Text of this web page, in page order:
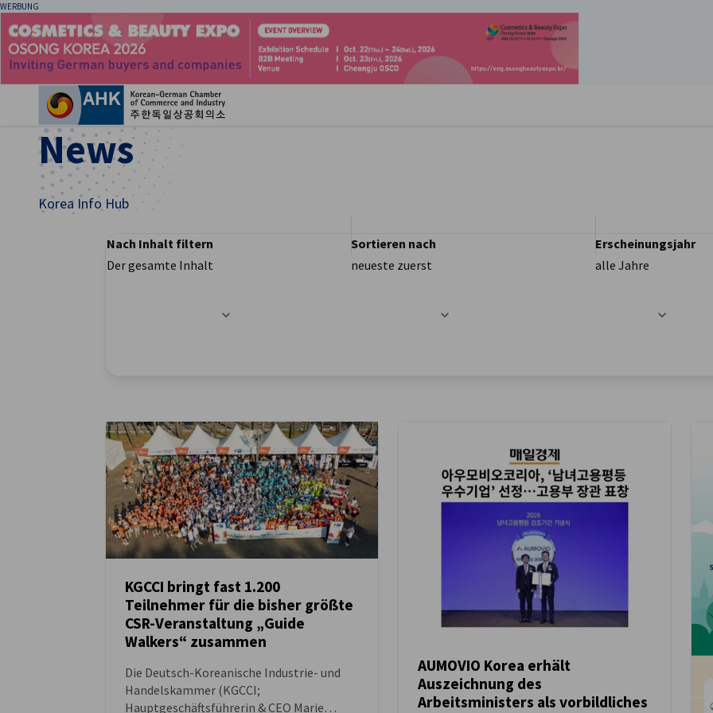
WERBUNG
News
Korea Info Hub
Filteroptionen wurden erfolgreich aktualisiert
Nach Inhalt filtern
Der gesamte Inhalt
Sortieren nach
neueste zuerst
Erscheinungsjahr
alle Jahre
NEUIGKEITEN
KGCCI bringt fast 1.200
Teilnehmer für die bisher größte
CSR-Veranstaltung „Guide
Walkers“ zusammen
Die Deutsch-Koreanische Industrie- und
Handelskammer (KGCCI;
Hauptgeschäftsführerin & CEO Marie
NEUIGKEITEN
AUMOVIO Korea erhält
Auszeichnung des
Arbeitsministers als vorbildliches